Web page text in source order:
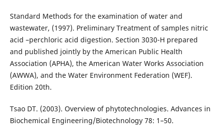
Standard Methods for the examination of water and
wastewater, (1997). Preliminary Treatment of samples nitric
acid –perchloric acid digestion. Section 3030-H prepared
and published jointly by the American Public Health
Association (APHA), the American Water Works Association
(AWWA), and the Water Environment Federation (WEF).
Edition 20th.
Tsao DT. (2003). Overview of phytotechnologies. Advances in
Biochemical Engineering/Biotechnology 78: 1–50.